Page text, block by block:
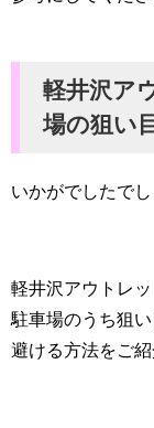
軽井沢ア
場の狙い
いかがでしたでし
軽井沢アウトレ
駐車場のうち狙
避ける方法をご紹